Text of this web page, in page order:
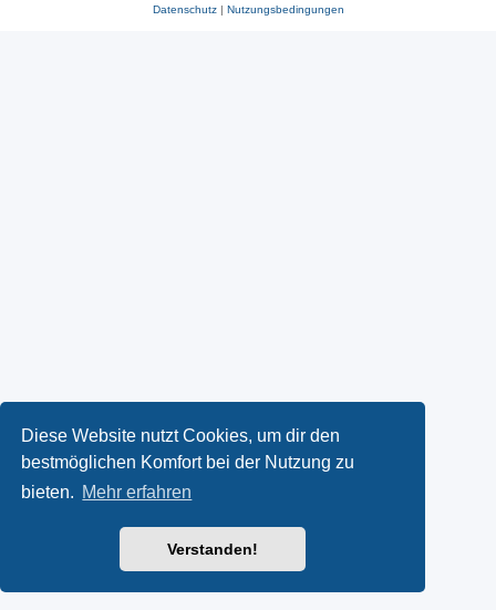
Diese Website nutzt Cookies, um dir den
bestmöglichen Komfort bei der Nutzung zu
bieten. Mehr erfahren
Verstanden!
Datenschutz| Nutzungsbedingungen